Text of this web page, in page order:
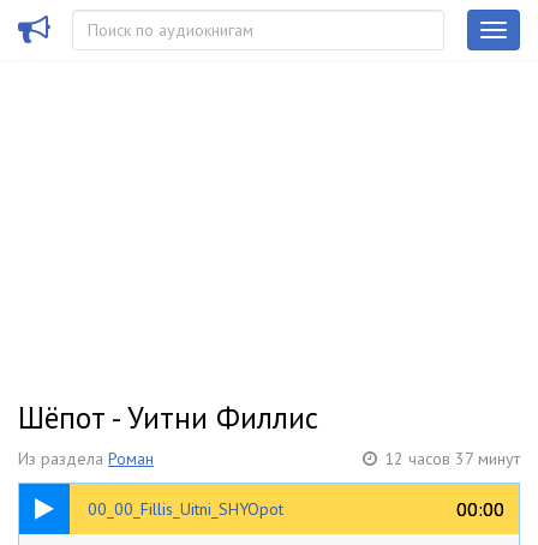
Шёпот - Уитни Филлис
Из раздела Роман 12 часов 37 минут
00_00_Fillis_Uitni_SHYOpot 00:00
00:00
00:28